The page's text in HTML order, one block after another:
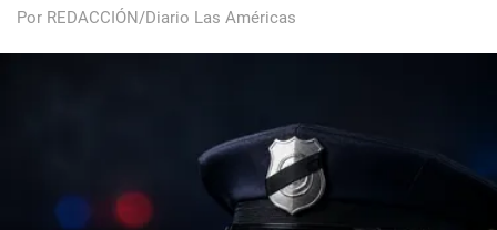
Por REDACCIÓN/Diario Las Américas